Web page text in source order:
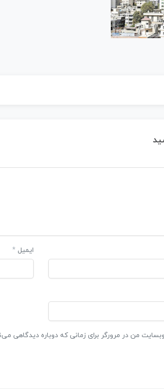
ایمیل *
من در مرورگر برای زمانی که دوباره دیدگاهی